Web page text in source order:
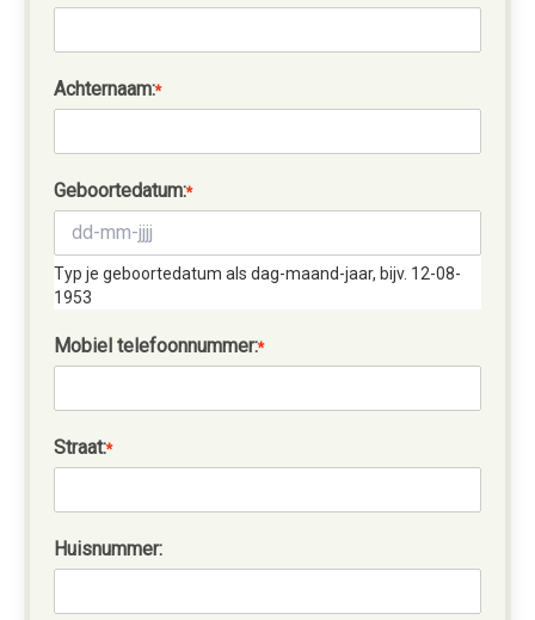
Achternaam:*
Geboortedatum:*
Typ je geboortedatum als dag-maand-jaar, bijv. 12-08-
1953
Mobiel telefoonnummer:*
Straat:*
Huisnummer: